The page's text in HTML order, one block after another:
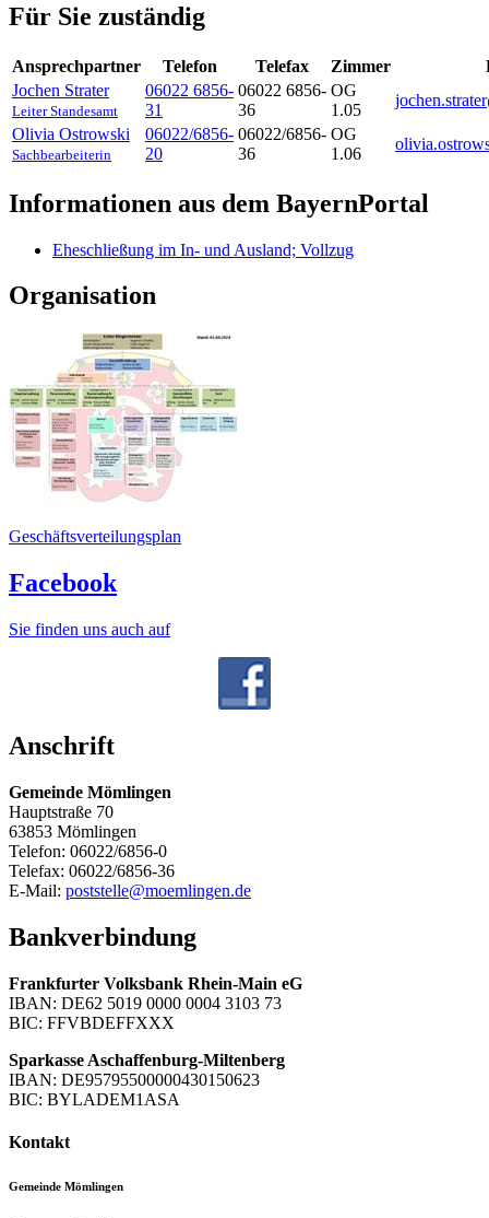
Für Sie zuständig
Ansprechpartner Telefon Telefax Zimmer
Jochen Strater
Leiter Standesamt
06022 6856-
31
06022 6856-
36
OG
1.05
Olivia Ostrowski
Sachbearbeiterin
06022/6856-
20
06022/6856-
36
OG
1.06
Informationen aus dem BayernPortal
Eheschließung im In- und Ausland; Vollzug
Organisation
Geschäftsverteilungsplan
Facebook
Sie finden uns auch auf
Anschrift
Gemeinde Mömlingen
Hauptstraße 70
63853 Mömlingen
Telefon: 06022/6856-0
Telefax: 06022/6856-36
E-Mail: poststelle@moemlingen.de
Bankverbindung
Frankfurter Volksbank Rhein-Main eG
IBAN: DE62 5019 0000 0004 3103 73
BIC: FFVBDEFFXXX
Sparkasse Aschaffenburg-Miltenberg
IBAN: DE95795500000430150623
BIC: BYLADEM1ASA
Kontakt
Gemeinde Mömlingen